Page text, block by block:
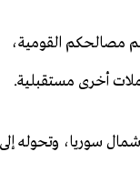
مصالحكم القومية،
أخرى مستقبلية.
سوريا، وتحوله